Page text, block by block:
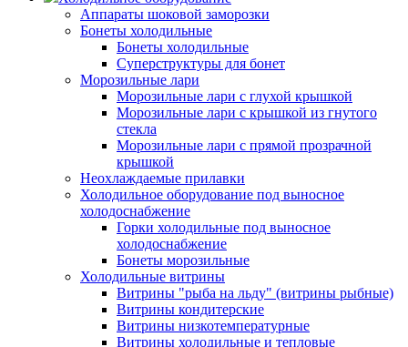
Аппараты шоковой заморозки
Бонеты холодильные
Бонеты холодильные
Суперструктуры для бонет
Морозильные лари
Морозильные лари с глухой крышкой
Морозильные лари с крышкой из гнутого
стекла
Морозильные лари с прямой прозрачной
крышкой
Неохлаждаемые прилавки
Холодильное оборудование под выносное
холодоснабжение
Горки холодильные под выносное
холодоснабжение
Бонеты морозильные
Холодильные витрины
Витрины "рыба на льду" (витрины рыбные)
Витрины кондитерские
Витрины низкотемпературные
Витрины холодильные и тепловые